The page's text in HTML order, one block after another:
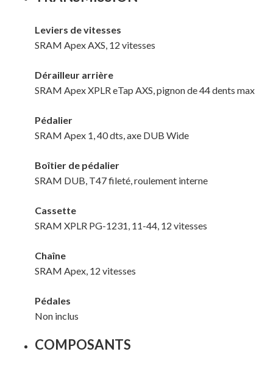
Votre panier est vide.
Leviers de vitesses
SRAM Apex AXS, 12 vitesses
Dérailleur arrière
SRAM Apex XPLR eTap AXS, pignon de 44 dents max
Pédalier
SRAM Apex 1, 40 dts, axe DUB Wide
Boîtier de pédalier
SRAM DUB, T47 fileté, roulement interne
Cassette
SRAM XPLR PG-1231, 11-44, 12 vitesses
Chaîne
SRAM Apex, 12 vitesses
Pédales
Non inclus
COMPOSANTS